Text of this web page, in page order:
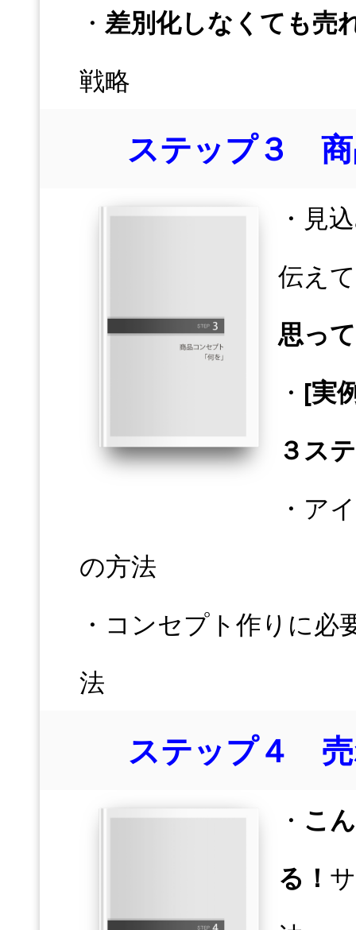
・ 差別化しなくても売
戦略
ステップ３ 商
・見
伝えて
思っ
・ [実
３ス
・ア
の方法
・コンセプト作りに
法
ステップ４ 売
・ こ
る！